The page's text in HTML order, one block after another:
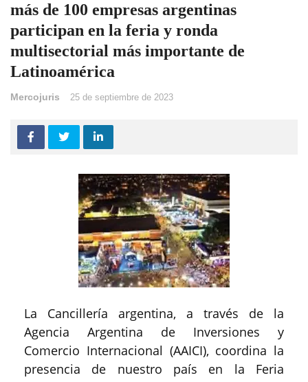
más de 100 empresas argentinas
participan en la feria y ronda
multisectorial más importante de
Latinoamérica
Mercojuris 25 de septiembre de 2023
La Cancillería argentina, a través de la
Agencia Argentina de Inversiones y
Comercio Internacional (AAICI), coordina la
presencia de nuestro país en la Feria